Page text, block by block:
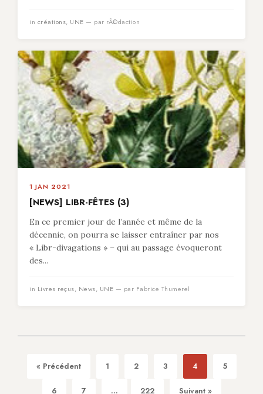
in créations, UNE — par rÃ©daction
1 JAN 2021
[NEWS] LIBR-FÊTES (3)
En ce premier jour de l’année et même de la
décennie, on pourra se laisser entraîner par nos
« Libr-divagations » – qui au passage évoqueront
des...
in Livres reçus, News, UNE — par Fabrice Thumerel
« Précédent 1 2 3 4 5
6 7 ... 222 Suivant »